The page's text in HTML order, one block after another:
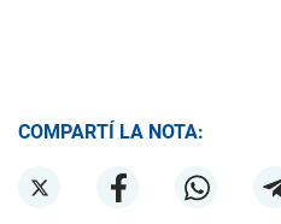
COMPARTÍ LA NOTA: